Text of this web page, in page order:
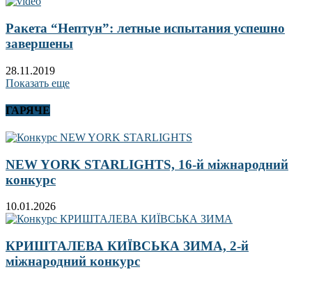
Ракета “Нептун”: летные испытания успешно
завершены
28.11.2019
Показать еще
ГАРЯЧЕ
NEW YORK STARLIGHTS, 16-й міжнародний
конкурс
10.01.2026
КРИШТАЛЕВА КИЇВСЬКА ЗИМА, 2-й
міжнародний конкурс